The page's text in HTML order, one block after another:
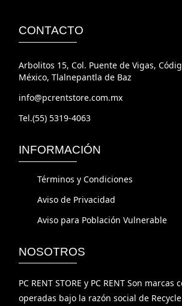
CONTACTO
Arbolitos 15, Col. Puente de Vigas,
México, Tlalnepantla de Baz
info@pcrentstore.com.mx
Tel.(55) 5319-4063
INFORMACIÓN
Términos y Condiciones
Aviso de Privacidad
Aviso para Población Vulnerable
NOSOTROS
PC RENT STORE y PC RENT Son marcas
operadas bajo la razón social de Recycle